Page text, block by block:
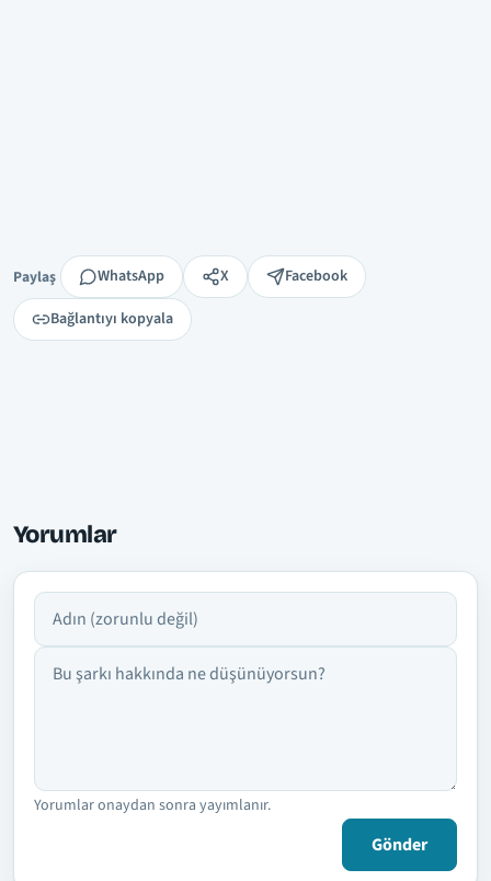
Paylaş
Paylaş WhatsApp X
Facebook
Bağlantıyı kopyala
Yorumlar
Adın
Yorumun
Yorumlar onaydan sonra yayımlanır.
Gönder